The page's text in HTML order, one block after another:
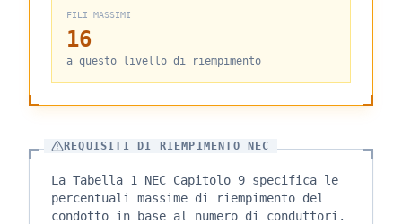
FILI MASSIMI
16
a questo livello di riempimento
REQUISITI DI RIEMPIMENTO NEC
La Tabella 1 NEC Capitolo 9 specifica le
percentuali massime di riempimento del
condotto in base al numero di conduttori.